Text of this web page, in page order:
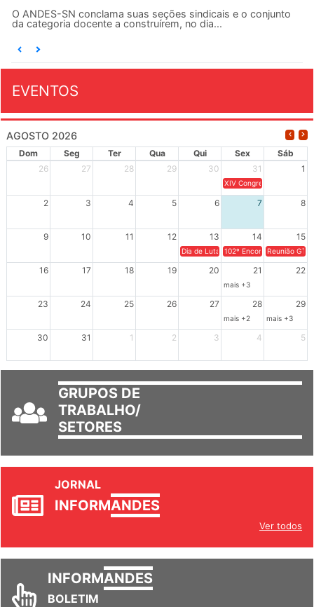
O ANDES-SN conclama suas seções sindicais e o conjunto
da categoria docente a construírem, no dia...
EVENTOS
AGOSTO 2026
Dom Seg Ter Qua Qui Sex
Sáb
26
27 28 29 30 31 1
XIV Congresso Brasileiro
2 3 4 5 6 7 8
9 10 11 12 13 14 15
Dia de Luta em Defesa de Cuba e da
102º Encontro da
Reunião
16 17 18 19 20 21 22
mais +3
23 24 25 26 27 28 29
mais +2 mais +3
30 31 1 2 3 4 5
GRUPOS DE
TRABALHO/
SETORES
JORNAL
INFORMANDES
Ver todos
INFORMANDES
BOLETIM